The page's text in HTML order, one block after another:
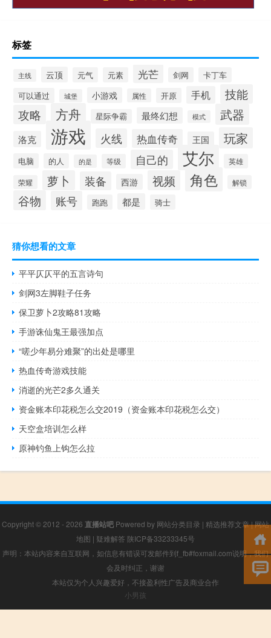
标签
主线 云顶 元气 元素 光芒 剑网
卡丁车
可以通过
城堡 小游戏 属性 开原 手机
技能
攻略
方舟 星际争霸 最终幻想 模式 武器
洛克 游戏 火线 热血传奇 王国 玩家
电脑 的人 的是 等级 自己的 艾尔 英雄
荣耀 萝卜 装备 西游 视频 角色 解锁
谷物 账号 跑跑 都是 骑士
猜你想看的文章
平平仄仄平的五言诗句
剑网3左脚鞋子任务
保卫萝卜2攻略81攻略
手游诛仙鬼王最强加点
“嗟少年易分难聚”的出处是哪里
热血传奇游戏技能
消逝的光芒2多久通关
资金账本印花税怎么交2019（资金账本印花税怎么交）
天空盒培训怎么样
原神钓鱼上钩怎么拉
Copyright © 2012 - 2026 直播站吧 Powered by 网站分类目录 | 精选推荐文章|网站
地图 | 疑难解答 陕ICP备33233345号
声明：本站内容来自互联网，如信息有错误可发邮件到f_fb#foxmail.com说明，我们
会及时纠正，谢谢
本站仅为个人兴趣爱好，不接盈利性广告及商业合作
小男孩